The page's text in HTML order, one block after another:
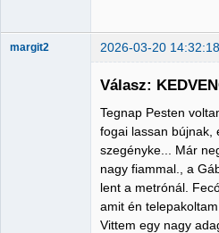
margit2 2026-03-20 14:32:18
Válasz:
Tegnap Pesten
fogai lassan bújnak,
szegényke... Már
nagy fiammal., a
lent a metrónál.
amit én
Vittem egy nagy